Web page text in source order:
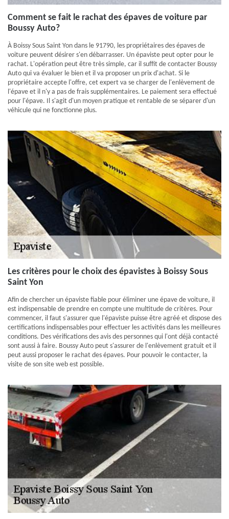
Comment se fait le rachat des épaves de voiture par
Boussy Auto?
À Boissy Sous Saint Yon dans le 91790, les propriétaires des épaves de
voiture peuvent désirer s'en débarrasser. Un épaviste peut opter pour le
rachat. L'opération peut être très simple, car il suffit de contacter Boussy
Auto qui va évaluer le bien et il va proposer un prix d'achat. Si le
propriétaire accepte l'offre, cet expert va se charger de l'enlèvement de
l'épave et il n'y a pas de frais supplémentaires. Le paiement sera effectué
pour l'épave. Il s'agit d'un moyen pratique et rentable de se séparer d'un
véhicule qui ne fonctionne plus.
Les critères pour le choix des épavistes à Boissy Sous
Saint Yon
Afin de chercher un épaviste fiable pour éliminer une épave de voiture, il
est indispensable de prendre en compte une multitude de critères. Pour
commencer, il faut s'assurer que l'épaviste puisse être agréé et dispose des
certifications indispensables pour effectuer les activités dans les meilleures
conditions. Des vérifications des avis des personnes qui l'ont déjà contacté
sont aussi à faire. Boussy Auto peut s'assurer de l'enlèvement gratuit et il
peut aussi proposer le rachat des épaves. Pour pouvoir le contacter, la
visite de son site web est possible.